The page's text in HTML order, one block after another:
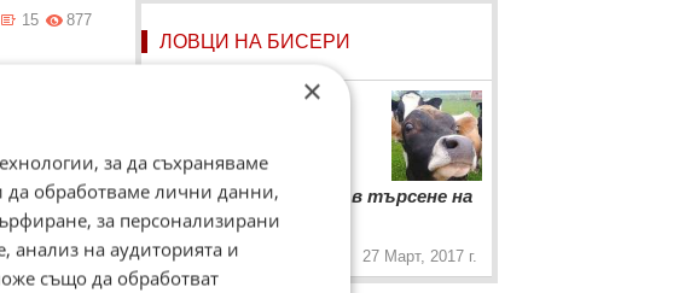
877
15
1 396
7
ЛОВЦИ НА БИСЕРИ
предаване "Бразди"
“ Животът ми мина в търсене на
идеалното говедо!
27 Март, 2017 г.
×
за да съхраняваме
да обработваме лични данни,
за персонализирани
на аудиторията и
също да обработват